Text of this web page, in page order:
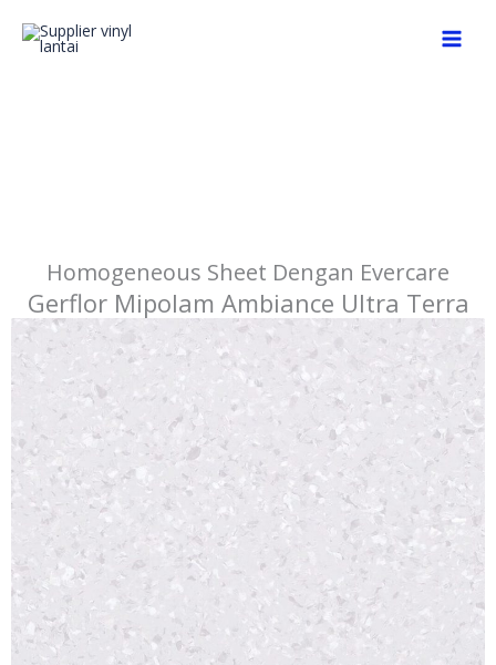
Homogeneous Sheet Dengan Evercare
Gerflor Mipolam Ambiance Ultra Terra